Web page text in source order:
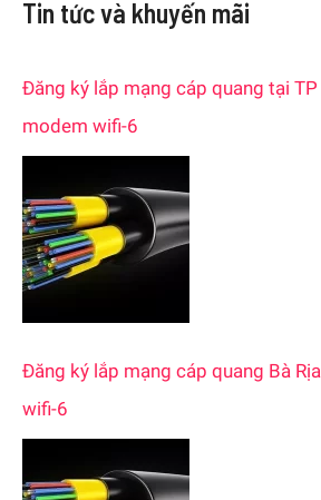
r
:
Tin tức và khuyến mãi
Đăng ký lắp mạng cáp quang tại TP
modem wifi-6
Đăng ký lắp mạng cáp quang Bà
wifi-6